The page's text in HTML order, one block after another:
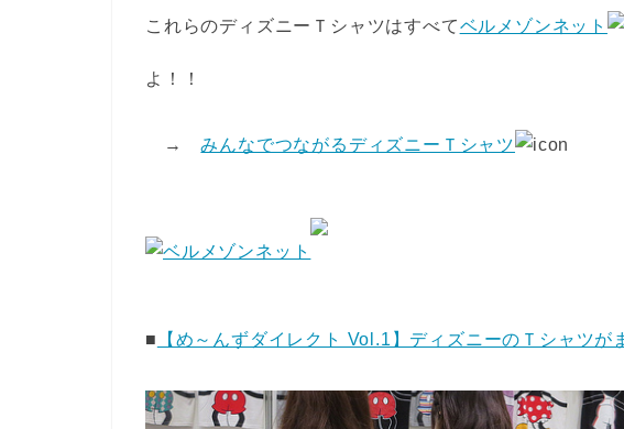
これらのディズニーＴシャツはすべてベルメゾンネット
よ！！
→みんなでつながるディズニーＴシャツ
■ 【め～んずダイレクト Vol.1】ディズニーのＴシャツが